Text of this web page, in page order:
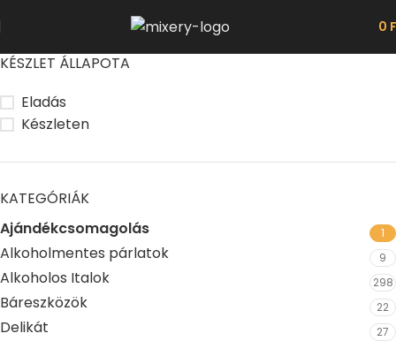
0
KÉSZLET ÁLLAPOTA
Eladás
Készleten
KATEGÓRIÁK
Ajándékcsomagolás
1
Alkoholmentes párlatok 9
Alkoholos Italok 298
Báreszközök 22
Delikát 27